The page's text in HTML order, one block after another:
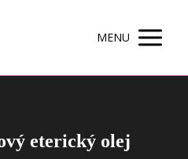
MENU
eterický olej